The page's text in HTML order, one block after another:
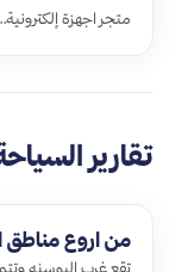
متجر اجهزة
تقارير
من اروع مناطق
تقع غرب البوسنه